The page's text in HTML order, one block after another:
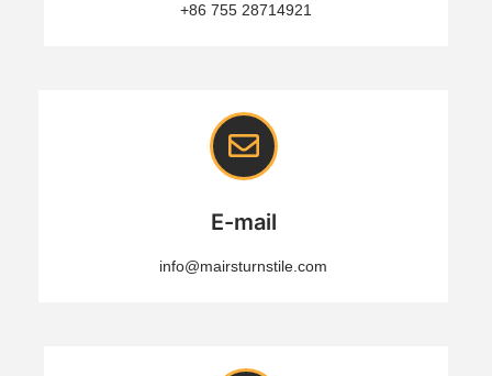
+86 755 28714921
E-mail
info@mairsturnstile.com